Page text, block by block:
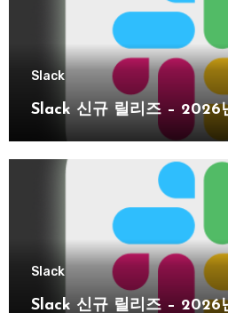
Slack
Slack 신규 릴리즈 – 2026
Slack
Slack 신규 릴리즈 – 2026